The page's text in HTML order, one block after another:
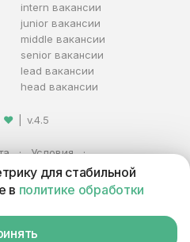
intern вакансии
junior вакансии
middle вакансии
senior вакансии
lead вакансии
head вакансии
❤
v.4.5
Условия
663005711880 · ОГРНИП
для стабильной
в политике обработки